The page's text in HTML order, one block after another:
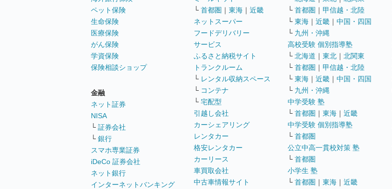
ペット保険
生命保険
医療保険
がん保険
学資保険
保険相談ショップ
金融
ネット証券
NISA
└ 証券会社
└ 銀行
スマホ専業証券
iDeCo 証券会社
ネット銀行
インターネットバンキング
└ 首都圏 ｜ 東海 ｜ 近畿
ネットスーパー
フードデリバリー
サービス
ふるさと納税サイト
トランクルーム
└ レンタル収納スペース
└ コンテナ
└ 宅配型
引越し会社
カーシェアリング
レンタカー
格安レンタカー
カーリース
車買取会社
中古車情報サイト
└ 首都圏 ｜ 甲信越・北陸
└ 東海 ｜ 近畿 ｜ 中国・四国
└ 九州・沖縄
高校受験 個別指導塾
└ 北海道 ｜ 東北 ｜ 北関東
└ 首都圏 ｜ 甲信越・北陸
└ 東海 ｜ 近畿 ｜ 中国・四国
└ 九州・沖縄
中学受験 塾
└ 首都圏 ｜ 東海 ｜ 近畿
中学受験 個別指導塾
└ 首都圏
公立中高一貫校対策 塾
└ 首都圏
小学生 塾
└ 首都圏 ｜ 東海 ｜ 近畿